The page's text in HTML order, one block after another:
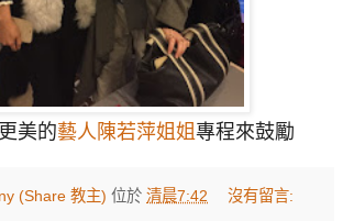
美的藝人陳若萍姐姐專程來鼓勵
(Share 教主) 位於 清晨7:42 沒有留言: